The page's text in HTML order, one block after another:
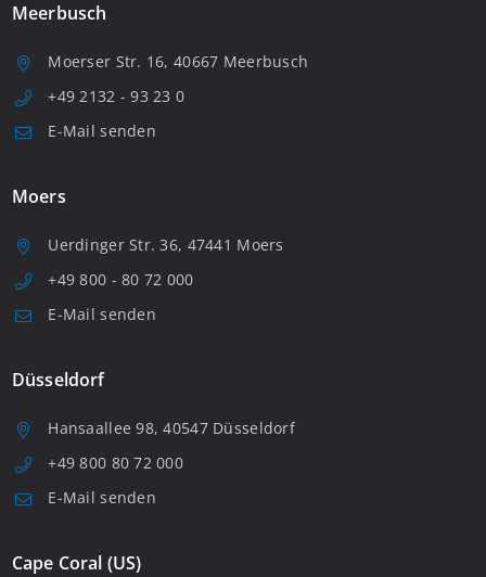
Meerbusch
Moerser Str. 16, 40667 Meerbusch
+49 2132 - 93 23 0
E-Mail senden
Moers
Uerdinger Str. 36, 47441 Moers
+49 800 - 80 72 000
E-Mail senden
Düsseldorf
Hansaallee 98, 40547 Düsseldorf
+49 800 80 72 000
E-Mail senden
Cape Coral (US)